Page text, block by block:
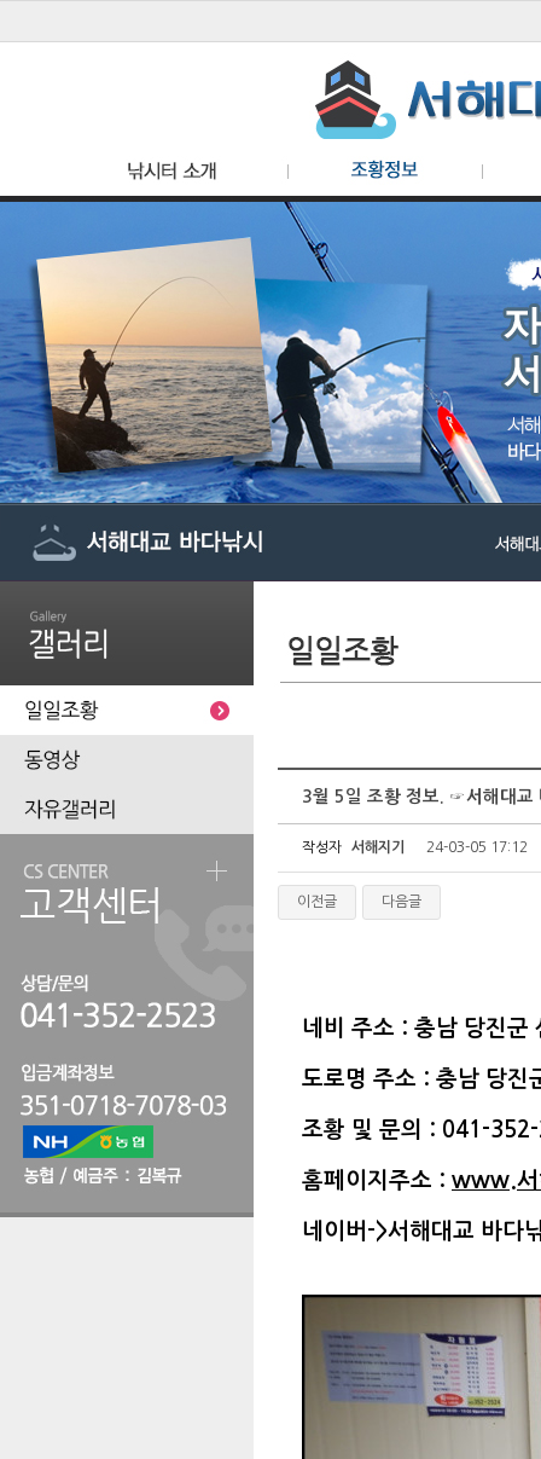
3월 5일 조황 정보. ☞서해대교
작성자 서해지기 24-03-05 17:12
이전글 다음글
네비 주소 : 충남 당진군
도로명 주소 : 충남 당
조황 및 문의 : 041-
홈페이지주소 : www.서
네이버->서해대교 바다